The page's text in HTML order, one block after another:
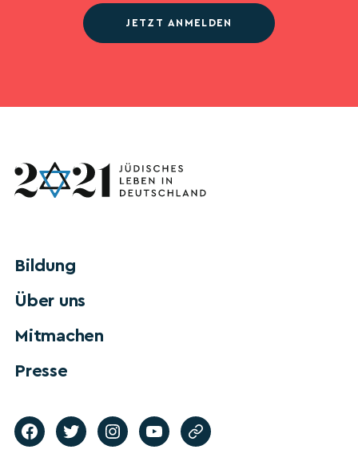
JETZT ANMELDEN
Bildung
Über uns
Mitmachen
Presse